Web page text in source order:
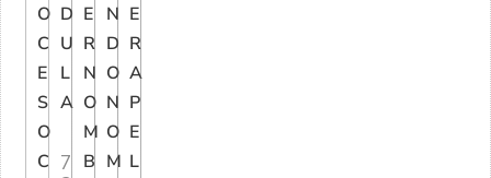
O
C
E
S
O
C
D
U
L
A
7
E
R
N
O
M
B
N
D
O
N
O
M
E
R
A
P
E
L